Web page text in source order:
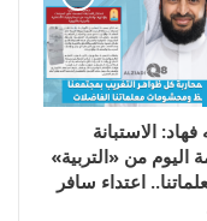
فهاد: الاستبانة
اليوم من «التربية»
اعتداء سافر